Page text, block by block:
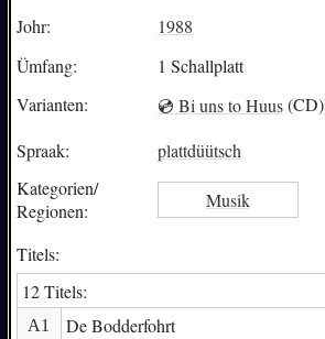
Johr:
1988
Ümfang:
1 Schallplatt
Varianten:
💿 Bi uns to Huus(CD)
Spraak:
plattdüütsch
Kategorien/
Regionen:
Musik
Titels:
12 Titels:
A1 De Bodderfohrt